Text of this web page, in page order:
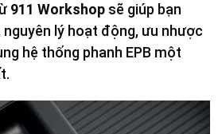
911 Workshop sẽ giúp bạn
nguyên lý hoạt động, ưu nhược
hệ thống phanh EPB một